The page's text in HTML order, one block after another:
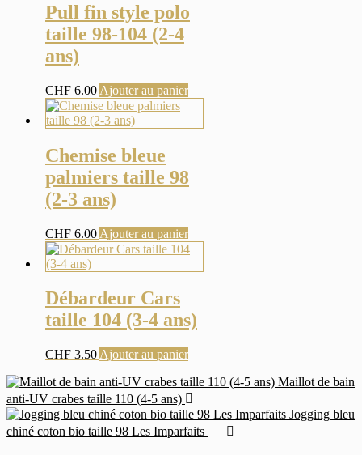
Pull fin style polo
taille 98-104 (2-4
ans)
CHF 6.00 Ajouter au panier
Chemise bleue
palmiers taille 98
(2-3 ans)
CHF 6.00 Ajouter au panier
Débardeur Cars
taille 104 (3-4 ans)
CHF 3.50 Ajouter au panier
Maillot de bain
anti-UV crabes taille 110 (4-5 ans)
Jogging bleu
chiné coton bio taille 98 Les Imparfaits